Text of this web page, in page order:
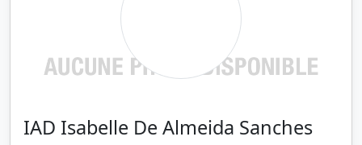
IAD Isabelle De Almeida Sanches